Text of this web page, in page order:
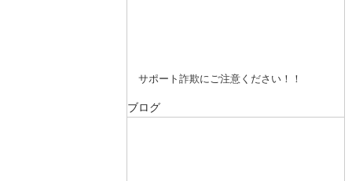
サポート詐欺にご注意ください！！
ブログ